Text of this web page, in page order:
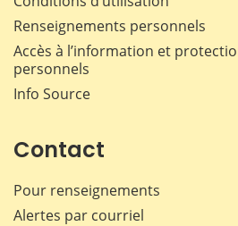
Renseignements personnels
Accès à l’information et
personnels
Info Source
Contact
Pour renseignements
Alertes par courriel